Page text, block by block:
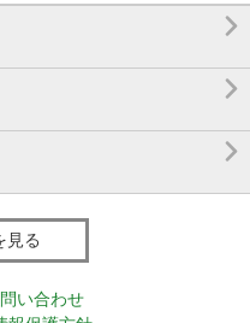



見る
い合わせ